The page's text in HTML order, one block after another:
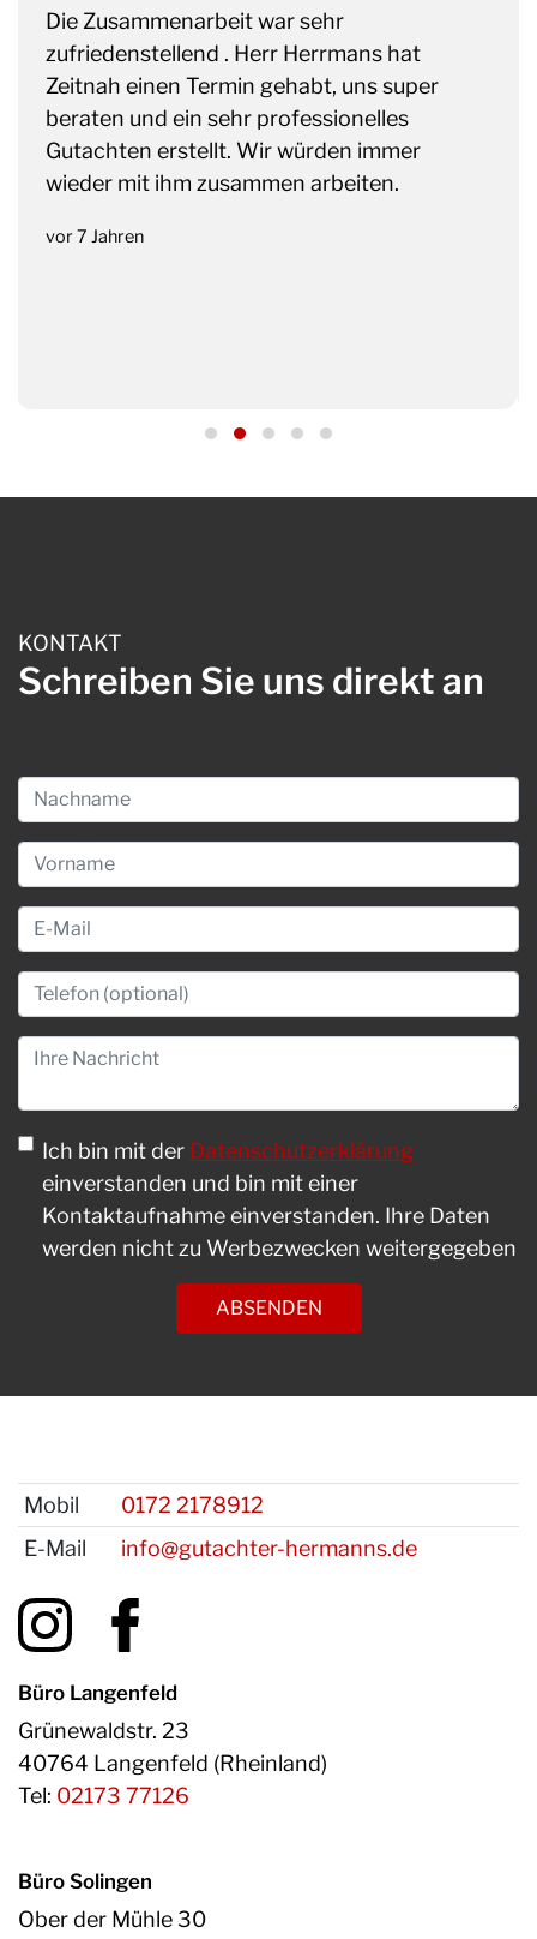
Die Zusammenarbeit war sehr
zufriedenstellend . Herr Herrmans hat
Zeitnah einen Termin gehabt, uns super
beraten und ein sehr professionelles
Gutachten erstellt. Wir würden immer
wieder mit ihm zusammen arbeiten.
vor 7 Jahren
KONTAKT
Schreiben Sie uns direkt an
Ich bin mit der Datenschutzerklärung
einverstanden und bin mit einer
Kontaktaufnahme einverstanden. Ihre Daten
werden nicht zu Werbezwecken weitergegeben
ABSENDEN
Mobil
0172 2178912
E-Mail
info@gutachter-hermanns.de
Büro Langenfeld
Grünewaldstr. 23
40764 Langenfeld (Rheinland)
Tel: 02173 77126
Büro Solingen
Ober der Mühle 30